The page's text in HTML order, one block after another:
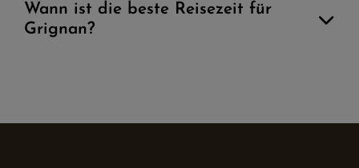
Wann ist die beste Reisezeit für
Grignan?